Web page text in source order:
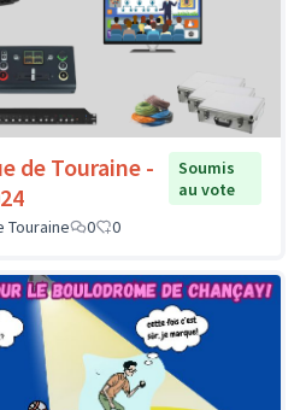
de Touraine -
Soumis
au vote
Touraine
0 0